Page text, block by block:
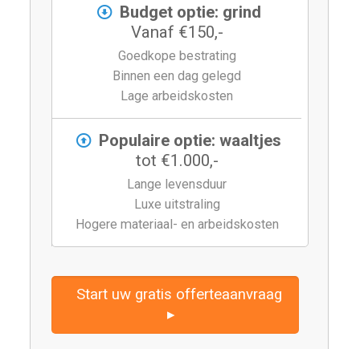
Budget optie: grind
Vanaf €150,-
Goedkope bestrating
Binnen een dag gelegd
Lage arbeidskosten
Populaire optie: waaltjes
tot €1.000,-
Lange levensduur
Luxe uitstraling
Hogere materiaal- en arbeidskosten
Start uw gratis offerteaanvraag
▸